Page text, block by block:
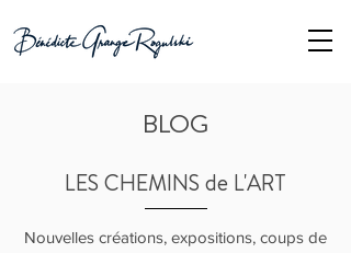
BLOG
LES CHEMINS de L'ART
Nouvelles créations, expositions, coups de